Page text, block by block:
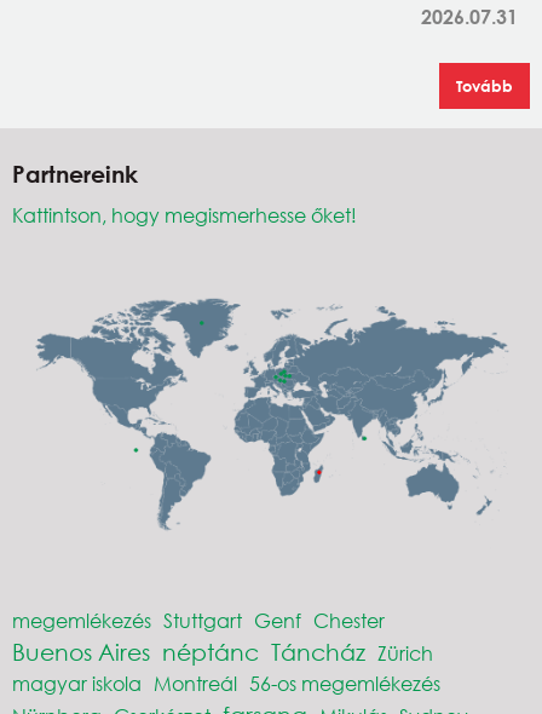
2026.07.31
Tovább
Partnereink
Kattintson, hogy megismerhesse őket!
megemlékezés Stuttgart Genf Chester
Buenos Aires néptánc Táncház Zürich
magyar iskola Montreál 56-os megemlékezés